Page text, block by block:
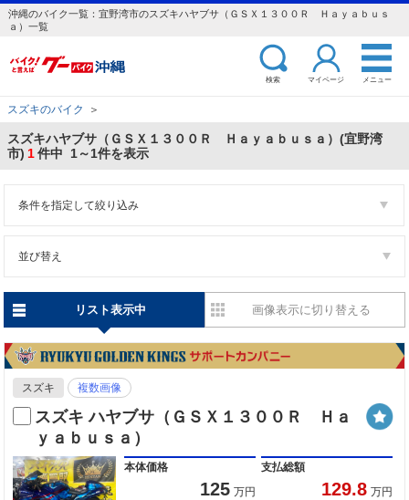
沖縄のバイク一覧：宜野湾市のスズキハヤブサ（ＧＳＸ１３００Ｒ Ｈａｙａｂｕｓ
ａ）一覧
検索 マイページ メニュー
スズキのバイク ＞
スズキハヤブサ（ＧＳＸ１３００Ｒ Ｈａｙａｂｕｓａ）(宜野湾
市) 1件中 1～1件を表示
条件を指定して絞り込み
並び替え
リスト表示中 画像表示に切り替える
スズキ 複数画像
スズキ ハヤブサ（ＧＳＸ１３００Ｒ Ｈａ
ｙａｂｕｓａ）
本体価格
125 万円
支払総額
129.8 万円